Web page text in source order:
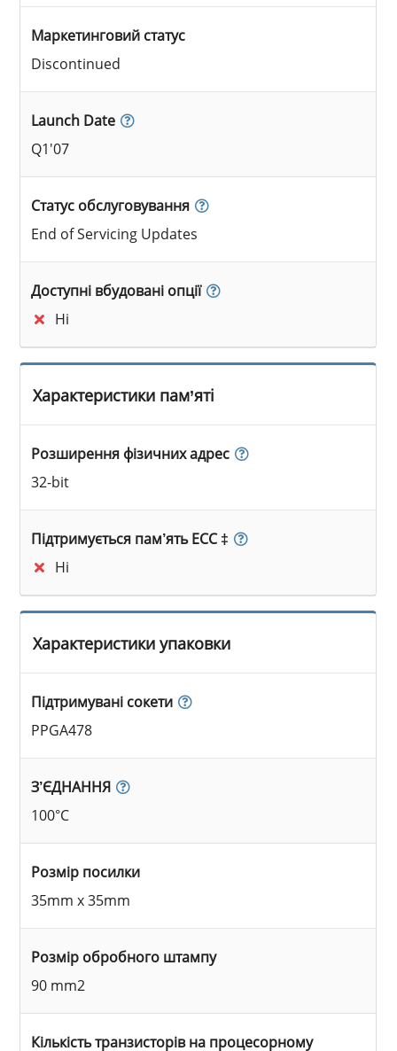
Маркетинговий статус
Discontinued
Launch Date
Q1'07
Статус обслуговування
End of Servicing Updates
Доступні вбудовані опції
Ні
Характеристики пам’яті
Розширення фізичних адрес
32-bit
Підтримується пам’ять ECC ‡
Ні
Характеристики упаковки
Підтримувані сокети
PPGA478
З’ЄДНАННЯ
100°C
Розмір посилки
35mm x 35mm
Розмір обробного штампу
90 mm2
Кількість транзисторів на процесорному